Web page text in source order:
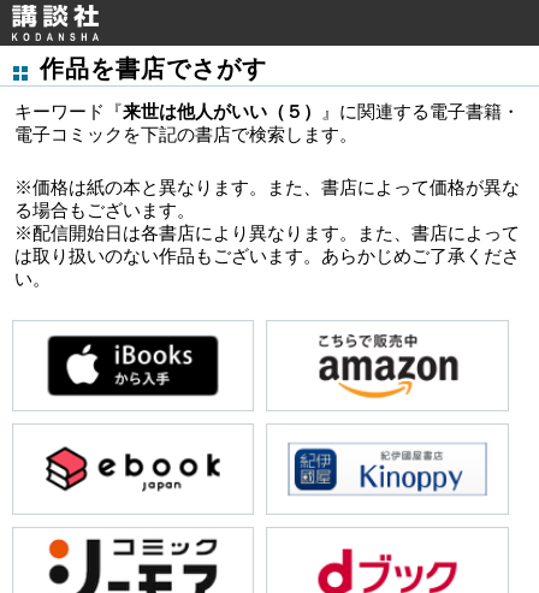
作品を書店でさがす
キーワード『来世は他人がいい（５）
』に関連する電子書籍・
電子コミックを下記の書店で検索します。
※価格は紙の本と異なります。また、書店によって価格が異な
る場合もございます。
※配信開始日は各書店により異なります。また、書店によって
は取り扱いのない作品もございます。あらかじめご了承くださ
い。